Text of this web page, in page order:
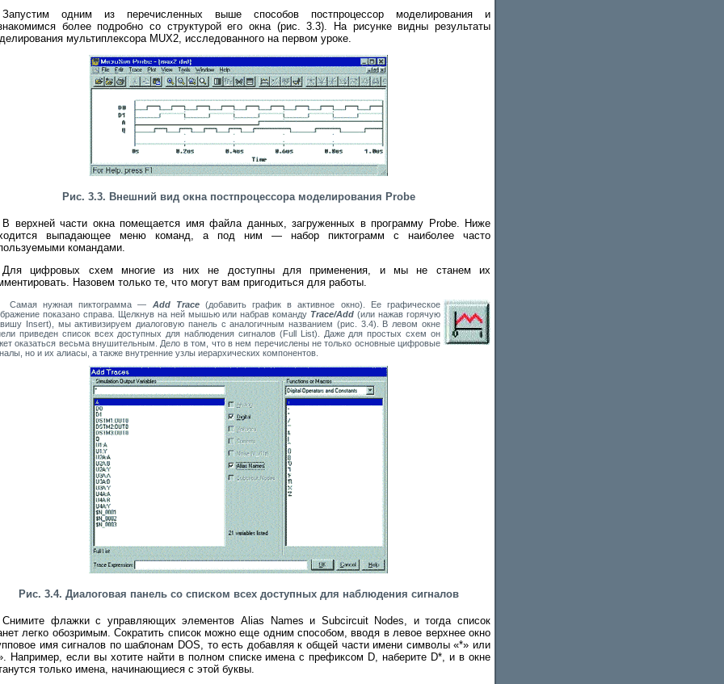
Запустим одним из перечисленных выше способов постпроцессор моделирования и
более подробно со структурой его окна (рис. 3.3). На рисунке видны результаты
мультиплексора MUX2, исследованного на первом уроке.
Рис. 3.3. Внешний вид окна постпроцессора моделирования Probe
В верхней части окна помещается имя файла данных, загруженных в программу Probe. Ниже
выпадающее меню команд, а под ним — набор пиктограмм с наиболее часто
командами.
Для цифровых схем многие из них не доступны для применения, и мы не станем их
Назовем только те, что могут вам пригодиться для работы.
нужная пиктограмма — Add Trace(добавить график в активное окно). Ее графическое
показано справа. Щелкнув на ней мышью или набрав команду Trace/Add (или нажав горячую
Insert), мы активизируем диалоговую панель с аналогичным названием (рис. 3.4). В левом окне
приведен список всех доступных для наблюдения сигналов (Full List). Даже для простых схем он
оказаться весьма внушительным. Дело в том, что в нем перечислены не только основные цифровые
но и их алиасы, а также внутренние узлы иерархических компонентов.
Рис. 3.4. Диалоговая панель со списком всех доступных для наблюдения сигналов
Снимите флажки с управляющих элементов Alias Names и Subcircuit Nodes, и тогда список
легко обозримым. Сократить список можно еще одним способом, вводя в левое верхнее окно
имя сигналов по шаблонам DOS, то есть добавляя к общей части имени символы «*» или
Например, если вы хотите найти в полном списке имена с префиксом D, наберите D*, и в окне
только имена, начинающиеся с этой буквы.